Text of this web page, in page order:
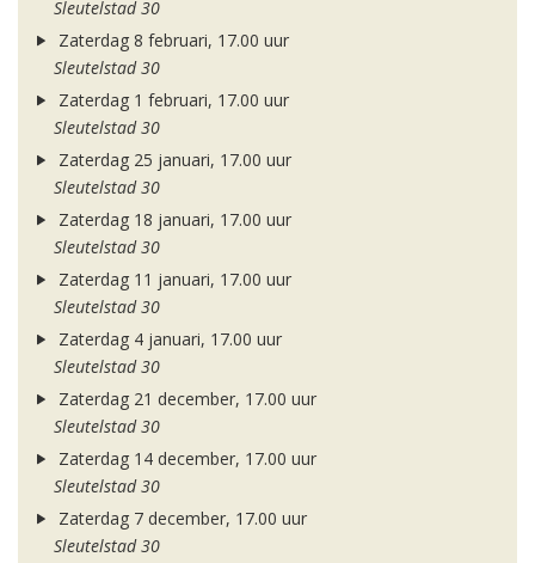
Sleutelstad 30
Zaterdag 8 februari, 17.00 uur
Sleutelstad 30
Zaterdag 1 februari, 17.00 uur
Sleutelstad 30
Zaterdag 25 januari, 17.00 uur
Sleutelstad 30
Zaterdag 18 januari, 17.00 uur
Sleutelstad 30
Zaterdag 11 januari, 17.00 uur
Sleutelstad 30
Zaterdag 4 januari, 17.00 uur
Sleutelstad 30
Zaterdag 21 december, 17.00 uur
Sleutelstad 30
Zaterdag 14 december, 17.00 uur
Sleutelstad 30
Zaterdag 7 december, 17.00 uur
Sleutelstad 30